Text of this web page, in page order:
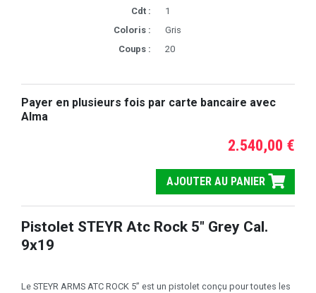
Cdt :
1
Coloris :
Gris
Coups :
20
Payer en plusieurs fois par carte bancaire avec
Alma
2.540,00 €
AJOUTER AU PANIER
Pistolet STEYR Atc Rock 5" Grey Cal.
9x19
Le STEYR ARMS ATC ROCK 5” est un pistolet conçu pour toutes les